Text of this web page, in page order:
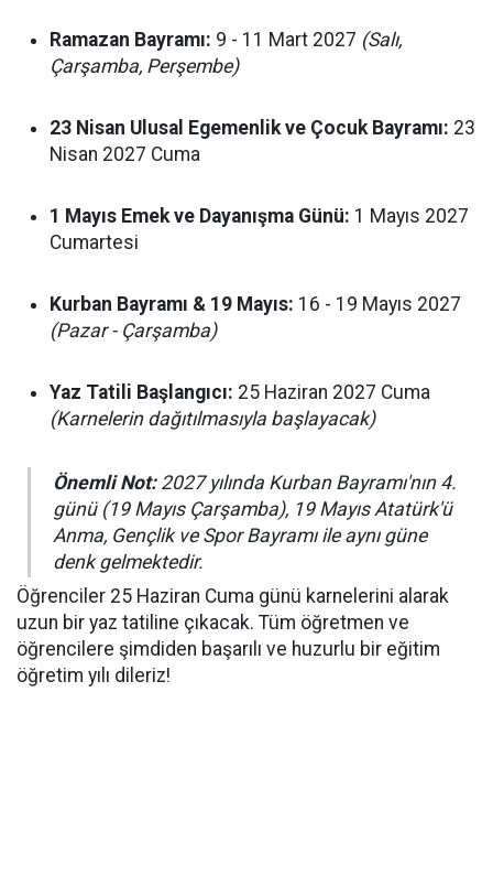
Ramazan Bayramı: 9 - 11 Mart 2027 (Salı,
Çarşamba, Perşembe)
23 Nisan Ulusal Egemenlik ve Çocuk Bayramı: 23
Nisan 2027 Cuma
1 Mayıs Emek ve Dayanışma Günü: 1 Mayıs 2027
Cumartesi
Kurban Bayramı & 19 Mayıs: 16 - 19 Mayıs 2027
(Pazar - Çarşamba)
Yaz Tatili Başlangıcı: 25 Haziran 2027 Cuma
(Karnelerin dağıtılmasıyla başlayacak)
Önemli Not:2027 yılında Kurban Bayramı'nın 4.
günü (19 Mayıs Çarşamba), 19 Mayıs Atatürk'ü
Anma, Gençlik ve Spor Bayramı ile aynı güne
denk gelmektedir.
Öğrenciler 25 Haziran Cuma günü karnelerini alarak
uzun bir yaz tatiline çıkacak. Tüm öğretmen ve
öğrencilere şimdiden başarılı ve huzurlu bir eğitim
öğretim yılı dileriz!